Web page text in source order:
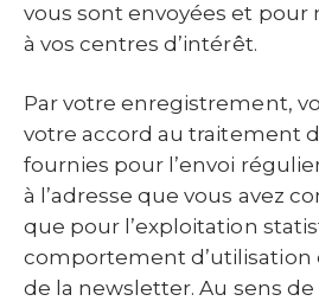
vous sont envoyées et pour
à vos centres d’intérêt.
Par votre enregistrement,
votre accord au traitement
fournies pour l’envoi
à l’adresse que vous avez
que pour l’exploitation
comportement d’utilisation
de la newsletter. Au sens de